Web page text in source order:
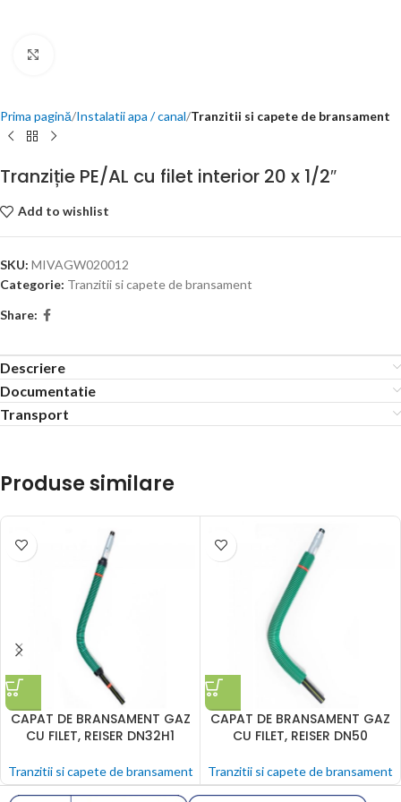
Prima pagină Instalatii apa / canal Tranzitii si capete de bransament
Tranziție PE/AL cu filet interior 20 x 1/2″
Add to wishlist
SKU: MIVAGW020012
Categorie: Tranzitii si capete de bransament
Share:
Descriere
Documentatie
Transport
Produse similare
CAPAT DE BRANSAMENT GAZ
CU FILET, REISER DN32H1
Tranzitii si capete de bransament
CAPAT DE BRANSAMENT GAZ
CU FILET, REISER DN50
Tranzitii si capete de bransament